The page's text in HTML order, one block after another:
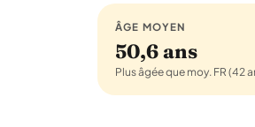
ÂGE MOYEN
50,6 ans
Plus âgée que moy. FR (42